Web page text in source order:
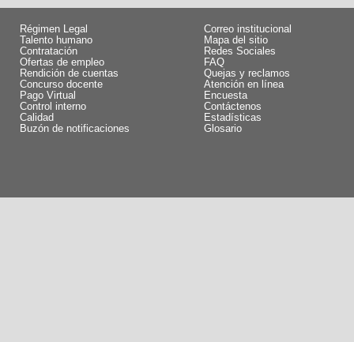
Régimen Legal
Talento humano
Contratación
Ofertas de empleo
Rendición de cuentas
Concurso docente
Pago Virtual
Control interno
Calidad
Buzón de notificaciones
Correo institucional
Mapa del sitio
Redes Sociales
FAQ
Quejas y reclamos
Atención en línea
Encuesta
Contáctenos
Estadísticas
Glosario